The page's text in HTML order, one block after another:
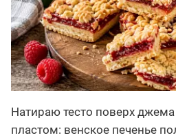
Натираю тесто поверх
пластом: венское печенье